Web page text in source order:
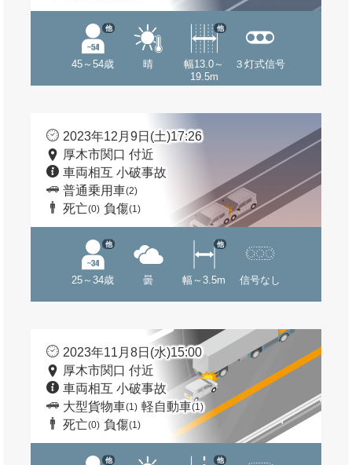
45～54歳
他
晴
幅13.0～
19.5m
他
３灯式信号
2023年12月9日(土)17:26
厚木市関口 付近
車両相互 小破事故
普通乗用車(2)
死亡(0) 負傷(1)
25～34歳
他
曇 幅～3.5m
他
信号なし
2023年11月8日(水)15:00
厚木市関口 付近
車両相互 小破事故
大型貨物車(1) 軽自動車(1)
死亡(0) 負傷(1)
他 他